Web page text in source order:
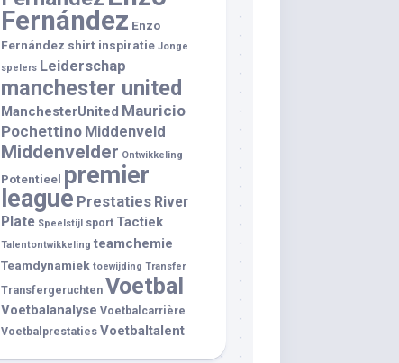
Fernández Enzo
Fernández shirt inspiratie Jonge
spelers Leiderschap
manchester united
ManchesterUnited Mauricio
Pochettino Middenveld
Middenvelder Ontwikkeling
Potentieel premier
league Prestaties River
Plate Speelstijl sport Tactiek
Talentontwikkeling teamchemie
Teamdynamiek toewijding Transfer
Transfergeruchten Voetbal
Voetbalanalyse Voetbalcarrière
Voetbalprestaties Voetbaltalent